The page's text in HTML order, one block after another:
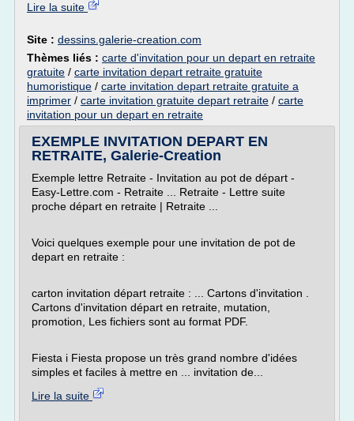
Lire la suite
Site : dessins.galerie-creation.com
Thèmes liés : carte d'invitation pour un depart en retraite
gratuite / carte invitation depart retraite gratuite
humoristique / carte invitation depart retraite gratuite a
imprimer / carte invitation gratuite depart retraite / carte
invitation pour un depart en retraite
EXEMPLE INVITATION DEPART EN
RETRAITE, Galerie-Creation
Exemple lettre Retraite - Invitation au pot de départ -
Easy-Lettre.com - Retraite ... Retraite - Lettre suite
proche départ en retraite | Retraite ...
Voici quelques exemple pour une invitation de pot de
depart en retraite :
carton invitation départ retraite : ... Cartons d'invitation .
Cartons d'invitation départ en retraite, mutation,
promotion, Les fichiers sont au format PDF.
Fiesta i Fiesta propose un très grand nombre d'idées
simples et faciles à mettre en ... invitation de...
Lire la suite